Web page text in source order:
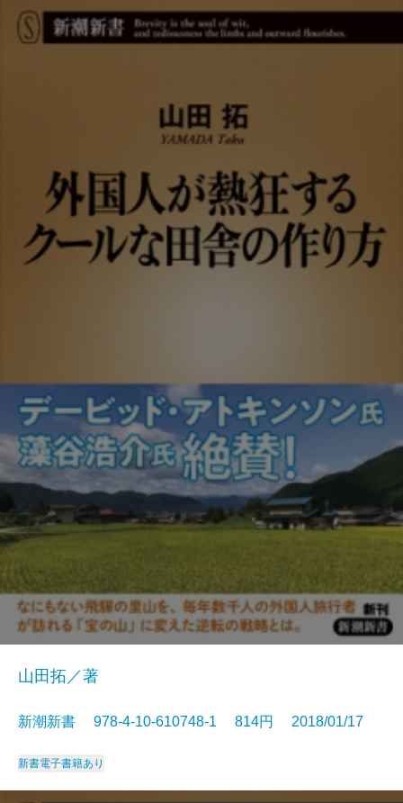
山田拓／著
新潮新書 978-4-10-610748-1 814円 2018/01/17
新書電子書籍あり